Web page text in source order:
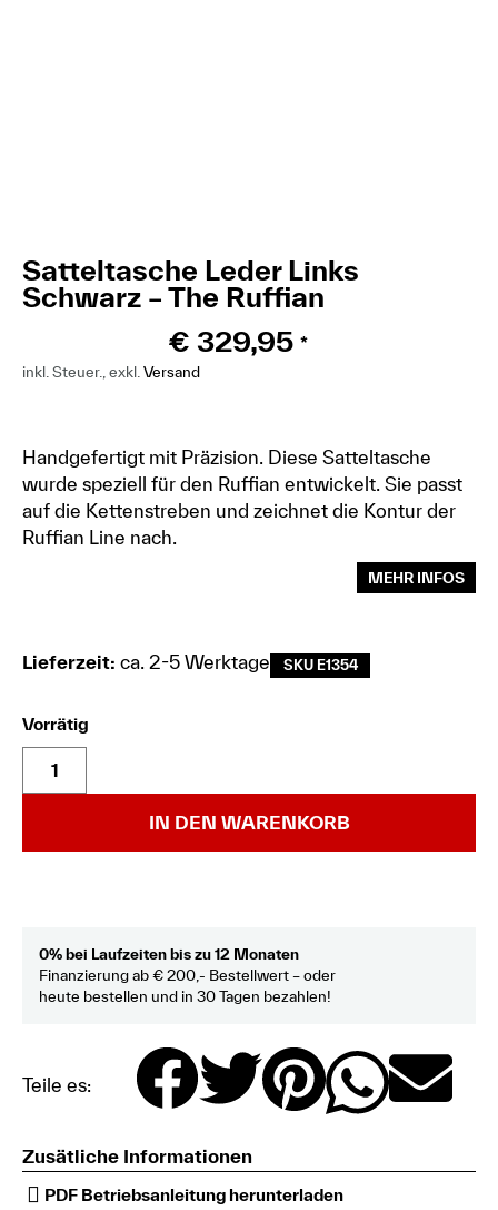
Satteltasche Leder Links
Schwarz – The Ruffian
€ 329,95 *
inkl. Steuer., exkl. Versand
Handgefertigt mit Präzision. Diese Satteltasche
wurde speziell für den Ruffian entwickelt. Sie passt
auf die Kettenstreben und zeichnet die Kontur der
Ruffian Line nach.
MEHR INFOS
Lieferzeit: ca. 2-5 Werktage SKU E1354
Vorrätig
IN DEN WARENKORB
0% bei Laufzeiten bis zu 12 Monaten
Finanzierung ab € 200,- Bestellwert – oder
heute bestellen und in 30 Tagen bezahlen!
Teile es:
Zusätliche Informationen
PDF Betriebsanleitung herunterladen